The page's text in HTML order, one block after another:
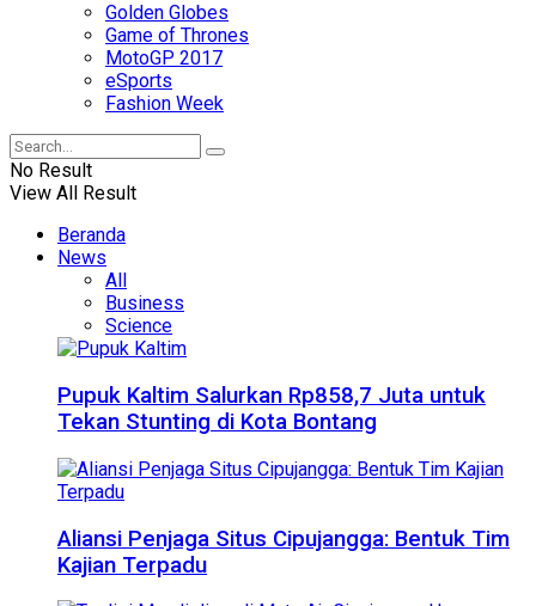
Golden Globes
Game of Thrones
MotoGP 2017
eSports
Fashion Week
No Result
View All Result
Beranda
News
All
Business
Science
Pupuk Kaltim Salurkan Rp858,7 Juta untuk
Tekan Stunting di Kota Bontang
Aliansi Penjaga Situs Cipujangga: Bentuk Tim
Kajian Terpadu